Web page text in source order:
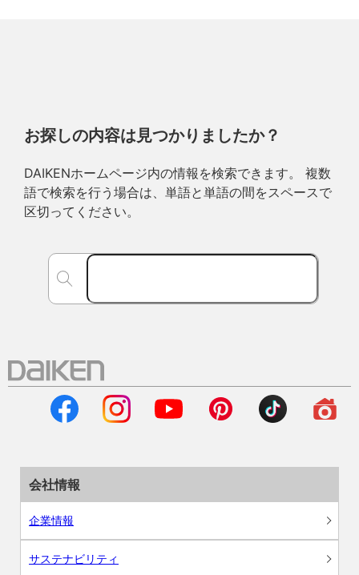
お探しの内容は見つかりましたか？
DAIKENホームページ内の情報を検索できます。 複数
語で検索を行う場合は、単語と単語の間をスペースで
区切ってください。
会社情報
企業情報
サステナビリティ